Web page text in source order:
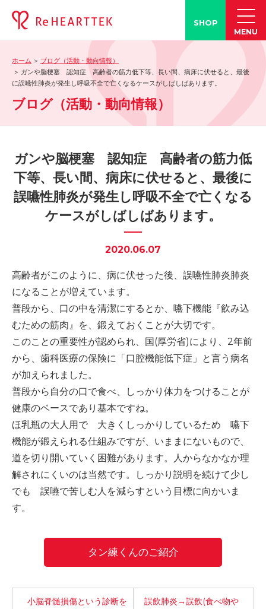
製品情報
-「FACE LINE BOTTLE」
活動情報
-ブログ
-学会発表情報
-お客様の声
-メディア紹介事例
誤嚥・誤嚥性肺炎の知識
-誤嚥・誤嚥性肺炎とは
-誤嚥・誤嚥性肺炎の予防策
会社情報
ショップ
SHOP
MENU
ホーム
ブログ（活動・動向情報）
ガンや脳梗塞 認知症 高齢者の筋力低下等、長い間、病床に伏せると、最後
に誤嚥性肺炎が発生し呼吸不全で亡くなるケースがしばしばあります。
ブログ（活動・動向情報）
ガンや脳梗塞 認知症 高齢者の筋力低
下等、長い間、病床に伏せると、最後に
誤嚥性肺炎が発生し呼吸不全で亡くなる
ケースがしばしばあります。
2020.06.07
高齢者がこのように、病に伏せった後、誤嚥性肺炎肺炎
になることが増えています。
普段から、口の中を清潔にするとか、嚥下機能『飲み込
むための筋肉』を、鍛えておくことが大切です。
このことの重要性が認められ、国(厚労省)により、2年前
から、歯科医療の保険に「口腔機能低下症」と言う病名
が加えられました。
普段から自分の口で食べ、しっかり体力をつけることが
健康のベースであり基本ですね。
ほ乳瓶の大人用で 大きくしっかりしているため 嚥下
機能が鍛えられる仕組みですが、いままにないもので、
道を切り開いていく困難があります。人からなかなか理
解されにくいのは当然です。しっかり説明を続けて少し
でも 誤嚥で苦しむ人を減らすという目標に向かいま
す。
タン練くんのご紹介
小脳脊髄損傷という診断を
誤飲肺炎→誤飲(食べ物や